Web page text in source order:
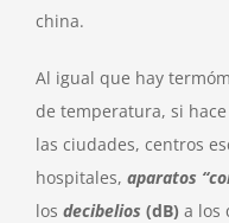
china.
Al igual que hay
de temperatura, si
las ciudades, centros
hospitales, aparatos
los decibelios (dB) a los